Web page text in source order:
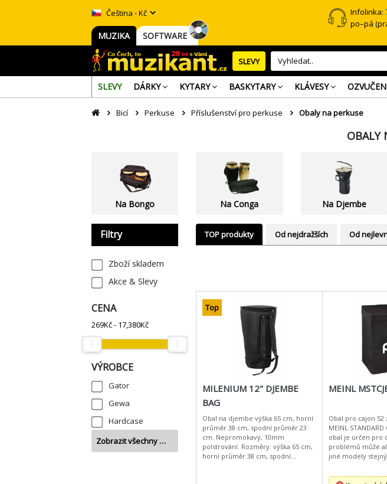
Infolinka:
po–pá
Čeština - Kč
MUZIKA SOFTWARE
SLEVY
SLEVY DÁRKY KYTARY BASKYTARY KLÁVESY
Bicí Perkuse Příslušenství pro perkuse Obaly na perkuse
OBALY
Na Bongo Na Conga Na Djembe
Filtry
Zboží skladem
Akce & Slevy
CENA
269Kč - 17,380Kč
VÝROBCE
Gator
Gewa
Hardcase
Zobrazit všechny …
TOP produkty Od nejdražších Od
Top
MILENIUM 12" DJEMBE
BAG
Obal na djembe výška 65 cm, horní
průměr 38 cm, spodní průměr 23
cm. Nepromokavý, 10mm
polstrování. Rozměry: výška 65 cm,
horní průměr 38 cm, spodní
MEINL
Obal pro cajon 52
MEINL STANDARD
obal je určen pro
problémů může
jiné modely
samozřejmostí je